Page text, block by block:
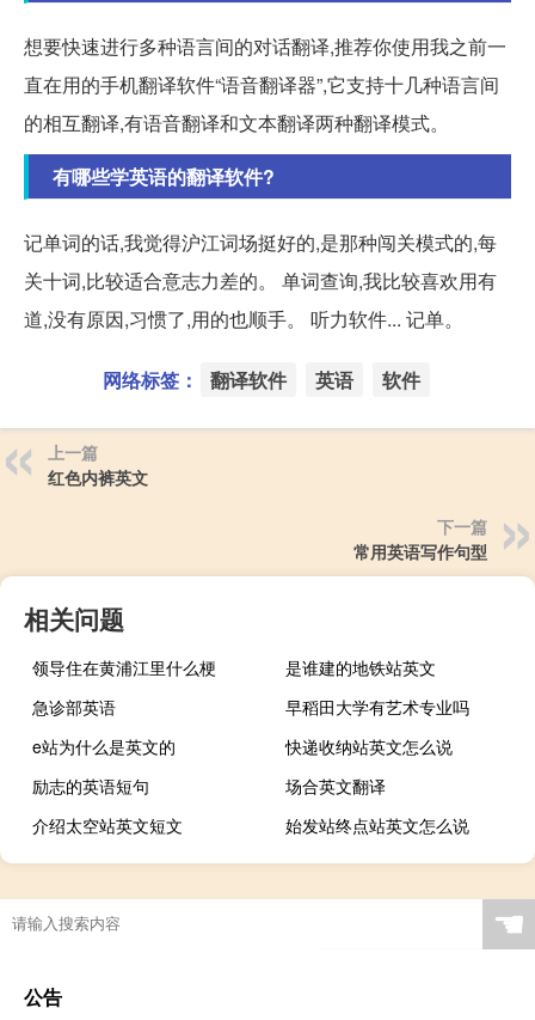
想要快速进行多种语言间的对话翻译,推荐你使用我之前一
直在用的手机翻译软件“语音翻译器”,它支持十几种语言间
的相互翻译,有语音翻译和文本翻译两种翻译模式。
有哪些学英语的翻译软件?
记单词的话,我觉得沪江词场挺好的,是那种闯关模式的,每
关十词,比较适合意志力差的。 单词查询,我比较喜欢用有
道,没有原因,习惯了,用的也顺手。 听力软件... 记单。
网络标签： 翻译软件 英语 软件
上一篇
红色内裤英文
下一篇
常用英语写作句型
相关问题
领导住在黄浦江里什么梗
是谁建的地铁站英文
急诊部英语
早稻田大学有艺术专业吗
e站为什么是英文的
快递收纳站英文怎么说
励志的英语短句
场合英文翻译
介绍太空站英文短文
始发站终点站英文怎么说
☚
公告